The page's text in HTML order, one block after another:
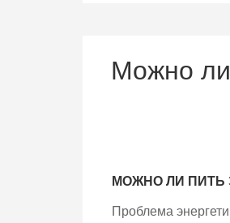
Можно ли
МОЖНО ЛИ ПИТЬ
Проблема